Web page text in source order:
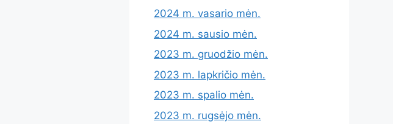
2024 m. vasario mėn.
2024 m. sausio mėn.
2023 m. gruodžio mėn.
2023 m. lapkričio mėn.
2023 m. spalio mėn.
2023 m. rugsėjo mėn.